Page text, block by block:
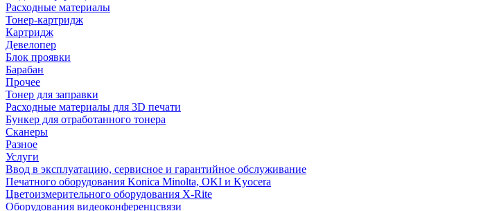
Расходные материалы
Тонер-картридж
Картридж
Девелопер
Блок проявки
Барабан
Прочее
Тонер для заправки
Расходные материалы для 3D печати
Бункер для отработанного тонера
Сканеры
Разное
Услуги
Ввод в эксплуатацию, сервисное и гарантийное обслуживание
Печатного оборудования Konica Minolta, OKI и Kyocera
Цветоизмерительного оборудования X-Rite
Оборудования видеоконференцсвязи